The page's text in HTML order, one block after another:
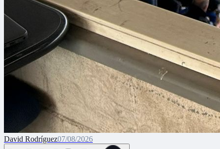
David Rodríguez07/08/2026